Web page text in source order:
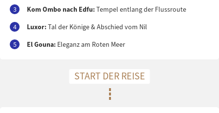
3
Kom Ombo nach Edfu:Tempel entlang der Flussroute
4
Luxor:Tal der Könige & Abschied vom Nil
5
El Gouna: Eleganz am Roten Meer
START DER REISE